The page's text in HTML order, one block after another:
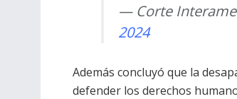
— Corte
2024
Además concluyó que la
defender los derechos